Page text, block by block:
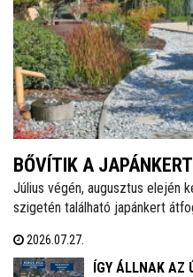
BŐVÍTIK A
Július végén, augusztus elején
szigetén található japánkert
ideje alatt a munkálatokkal
lezárják.
2026.07.27.
ÍGY ÁLLNAK AZ